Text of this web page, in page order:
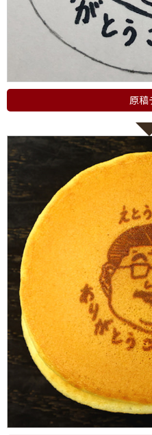
退職・異動の挨拶に
フト5
原稿